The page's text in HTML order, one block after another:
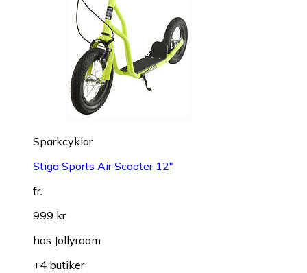
Sparkcyklar
Stiga Sports Air Scooter 12"
fr.
999 kr
hos Jollyroom
+4 butiker